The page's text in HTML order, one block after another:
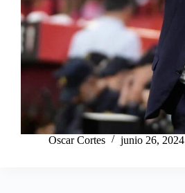
Oscar Cortes junio 26, 2024